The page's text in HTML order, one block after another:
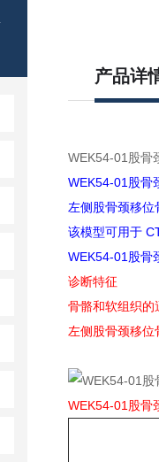
产品详
WEK54-01股骨
WEK54-01股骨
左侧股骨颈移位
该模型可用于
WEK54-01股骨
诊断特征
骨骼和软组织的
左侧股骨颈移位
WEK54-01股骨